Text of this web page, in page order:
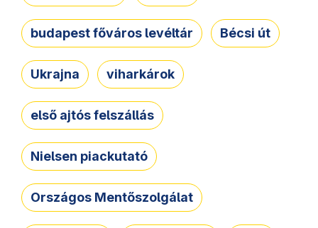
budapest főváros levéltár Bécsi út
Ukrajna viharkárok
első ajtós felszállás
Nielsen piackutató
Országos Mentőszolgálat